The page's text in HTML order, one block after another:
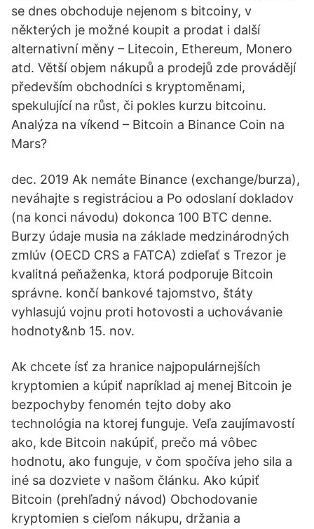
se dnes obchoduje nejenom s bitcoiny, v
některých je možné koupit a prodat i další
alternativní měny – Litecoin, Ethereum, Monero
atd. Větší objem nákupů a prodejů zde provádějí
především obchodníci s kryptoměnami,
spekulující na růst, či pokles kurzu bitcoinu.
Analýza na víkend – Bitcoin a Binance Coin na
Mars?
dec. 2019 Ak nemáte Binance (exchange/burza),
neváhajte s registráciou a Po odoslaní dokladov
(na konci návodu) dokonca 100 BTC denne.
Burzy údaje musia na základe medzinárodných
zmlúv (OECD CRS a FATCA) zdieľať s Trezor je
kvalitná peňaženka, ktorá podporuje Bitcoin
správne. končí bankové tajomstvo, štáty
vyhlasujú vojnu proti hotovosti a uchovávanie
hodnoty&nb 15. nov.
Ak chcete ísť za hranice najpopulárnejších
kryptomien a kúpiť napríklad aj menej Bitcoin je
bezpochyby fenomén tejto doby ako
technológia na ktorej funguje. Veľa zaujímavostí
ako, kde Bitcoin nakúpiť, prečo má vôbec
hodnotu, ako funguje, v čom spočíva jeho sila a
iné sa dozviete v našom článku. Ako kúpiť
Bitcoin (prehľadný návod) Obchodovanie
kryptomien s cieľom nákupu, držania a